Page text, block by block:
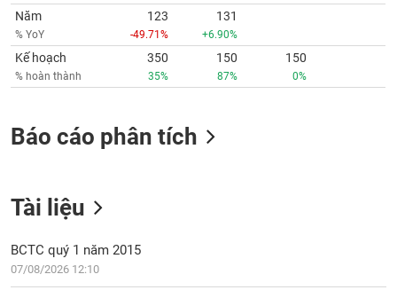
Năm
% YoY
123
-49.71%
131
+6.90%
Kế hoạch
% hoàn thành
350
35%
150
87%
150
0%
Báo cáo phân tích
Tài liệu
BCTC quý 1 năm 2015
07/08/2026 12:10